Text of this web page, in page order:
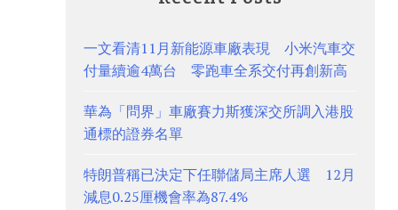
一文看清11月新能源車廠表現 小米汽車交
付量續逾4萬台 零跑車全系交付再創新高
華為「問界」車廠賽力斯獲深交所調入港股
通標的證券名單
特朗普稱已決定下任聯儲局主席人選 12月
減息0.25厘機會率為87.4%